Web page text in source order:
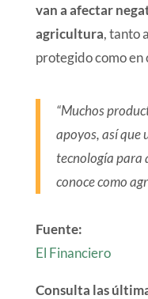
van a afectar
agricultura, tanto
protegido como en
“Muchos
apoyos, así que
tecnología para
conoce como
Fuente:
El Financiero
Consulta las